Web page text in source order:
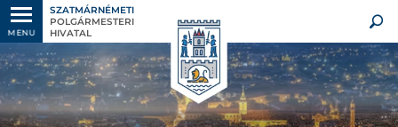
MENU
SZATMÁRNÉMETI
POLGÁRMESTERI
HIVATAL